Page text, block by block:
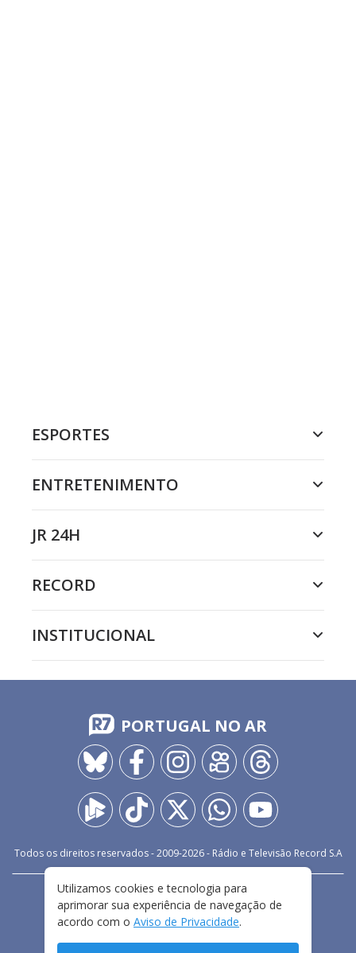
ESPORTES
ENTRETENIMENTO
JR 24H
RECORD
INSTITUCIONAL
PORTUGAL NO AR
Todos os direitos reservados - 2009-2026- Rádio e Televisão Record S.A
FALE CONOSCO
PRIVACIDADE
TERMOS E CONDIÇÕES DE USO
Utilizamos cookies e tecnologia para
aprimorar sua experiência de navegação de
acordo com o Aviso de Privacidade.